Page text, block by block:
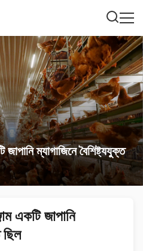
ম্যাগাজিনে বৈশিষ্ট্যযুক্ত
একটি জাপানি
ছিল